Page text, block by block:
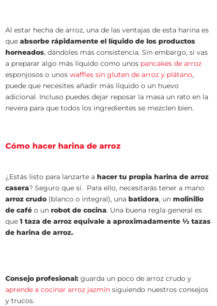
Al estar hecha de arroz, una de las ventajas de esta harina es
queabsorbe rápidamente el líquido de los productos
horneados, dándoles más consistencia. Sin embargo, si vas
a preparar algo más líquido como unos pancakes de arroz
esponjosos o unoswaffles sin gluten de arroz y plátano,
puede que necesites añadir más líquido o un huevo
adicional. Incluso puedes dejar reposar la masa un rato en la
nevera para que todos los ingredientes se mezclen bien.
Cómo hacer harina de arroz
¿Estás listo para lanzarte a hacer tu propia harina de arroz
casera? Seguro que sí. Para ello, necesitarás tener a mano
arroz crudo (blanco o integral), una batidora, unmolinillo
de caféo unrobot de cocina. Una buena regla general es
que1 taza de arroz equivale a aproximadamente 1⁄2 tazas
de harina de arroz.
Consejo profesional: guarda un poco de arroz crudo y
aprende a cocinar arroz jazmín siguiendo nuestros consejos
y trucos.